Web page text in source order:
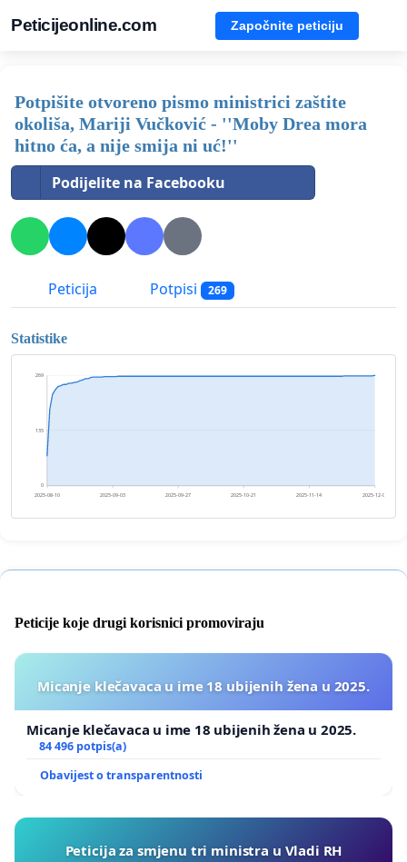
Peticijeonline.com Započnite peticiju
Potpišite otvoreno pismo ministrici zaštite
okoliša, Mariji Vučković - ''Moby Drea mora
hitno ća, a nije smija ni uć!''
Podijelite na Facebooku
Peticija Potpisi 269
Statistike
0
135
269
2025-08-10 2025-09-03 2025-09-27 2025-10-21 2025-11-14 2025-12-08
Peticije koje drugi korisnici promoviraju
Micanje klečavaca u ime 18 ubijenih žena u 2025.
Micanje klečavaca u ime 18 ubijenih žena u 2025.
84 496 potpis(a)
Obavijest o transparentnosti
Peticija za smjenu tri ministra u Vladi RH